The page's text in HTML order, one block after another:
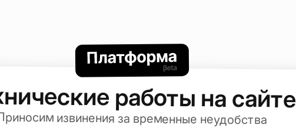
работы на сайте
извинения за временные неудобства